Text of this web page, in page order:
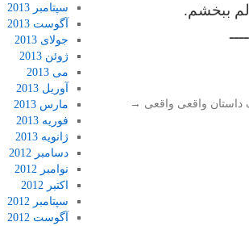
ببخشم.
داستان واقعی واقعی →
سپتامبر 2013
آگوست 2013
جولای 2013
ژوئن 2013
می 2013
آوریل 2013
مارس 2013
فوریه 2013
ژانویه 2013
دسامبر 2012
نوامبر 2012
اکتبر 2012
سپتامبر 2012
آگوست 2012